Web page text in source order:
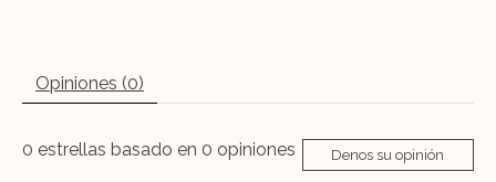
Opiniones (0)
0 estrellas basado en 0 opiniones Denos su opinión